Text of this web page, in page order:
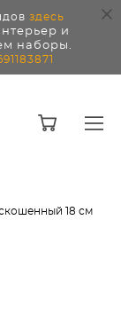
здесь
и
наборы.
18 см